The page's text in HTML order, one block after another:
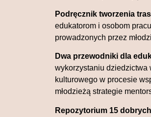
Podręcznik tworzenia
edukatorom i osobom
prowadzonych przez
Dwa przewodniki dla
wykorzystaniu dziedzictwa
kulturowego w procesie
młodzieżą strategie
Repozytorium 15